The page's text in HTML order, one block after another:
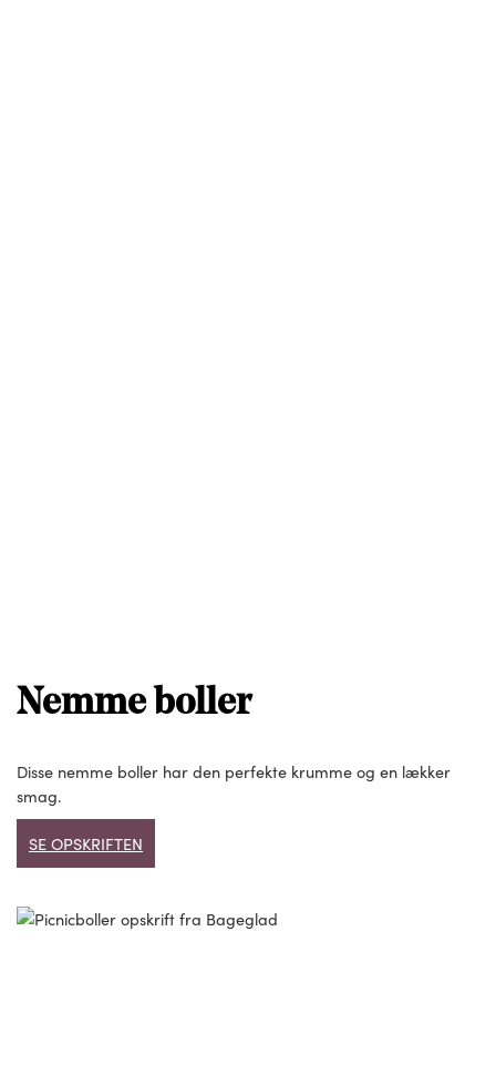
Nemme boller
Disse nemme boller har den perfekte krumme og en lækker
smag.
SE OPSKRIFTEN